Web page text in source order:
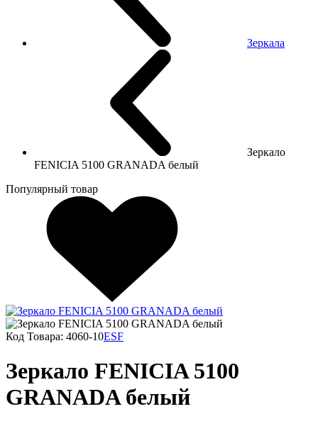
Зеркала
Зеркало
FENICIA 5100 GRANADA белый
Популярный товар
Код Товара: 4060-10ESF
Зеркало FENICIA 5100
GRANADA белый